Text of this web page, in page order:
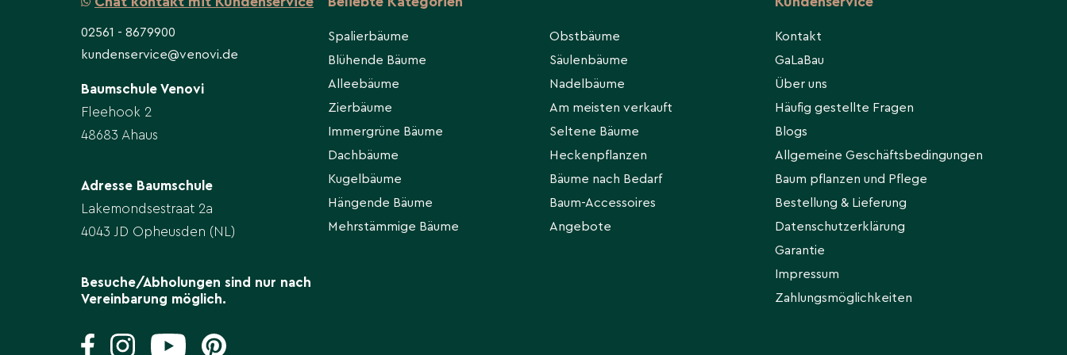
In der Anwachsphase gleichmäßig feucht halten. Etabliert mäßig
durchdringend wässern, Staunässe vermeiden.
Schnitt
Nur leicht auslichten und reibende/kreuzende Triebe entfernen.
Beste Zeit: direkt nach der Frühjahrsblüte; starke Rückschnitte
vermeiden, um die natürliche Form zu erhalten.
Düngung
fördert Blühfreude und Vitalität.
Krankheiten & Schädlinge
02561 - 8679900
kundenservice@venovi.de
Baumschule Venovi
Fleehook 2
48683 Ahaus
Adresse Baumschule
Lakemondsestraat 2a
4043 JD Opheusden (NL)
Besuche/Abholungen sind nur nach
Vereinbarung möglich.
Spalierbäume
Blühende Bäume
Alleebäume
Zierbäume
Immergrüne Bäume
Dachbäume
Kugelbäume
Hängende Bäume
Mehrstämmige Bäume
Obstbäume
Säulenbäume
Nadelbäume
Am meisten verkauft
Seltene Bäume
Heckenpflanzen
Bäume nach Bedarf
Baum-Accessoires
Angebote
Kontakt
GaLaBau
Über uns
Häufig gestellte Fragen
Blogs
Allgemeine Geschäftsbedingungen
Baum pflanzen und Pflege
Bestellung & Lieferung
Datenschutzerklärung
Garantie
Impressum
Zahlungsmöglichkeiten